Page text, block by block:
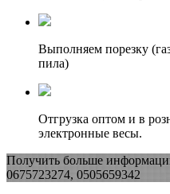
Выполняем порезку
пила)
Отгрузка оптом и в
электронные весы.
Получить больше
0675723274, 0505659342